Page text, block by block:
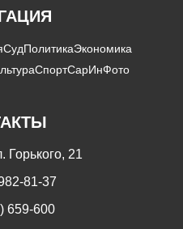
СудПолитикаЭкономика
СпортСарИнФото
Горького, 21
81-37
659-600